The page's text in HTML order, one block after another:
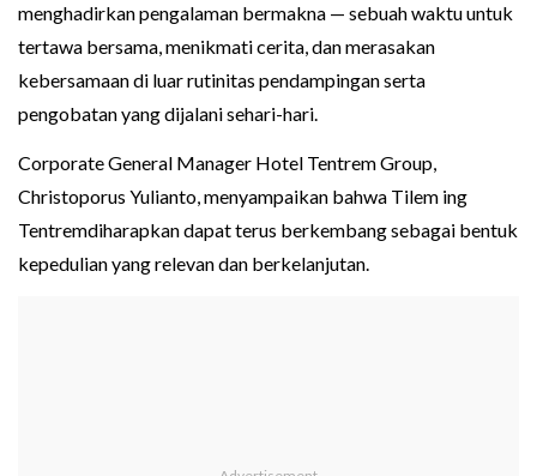
menghadirkan pengalaman bermakna — sebuah waktu untuk
tertawa bersama, menikmati cerita, dan merasakan
kebersamaan di luar rutinitas pendampingan serta
pengobatan yang dijalani sehari-hari.
Corporate General Manager Hotel Tentrem Group,
Christoporus Yulianto, menyampaikan bahwa Tilem ing
Tentremdiharapkan dapat terus berkembang sebagai bentuk
kepedulian yang relevan dan berkelanjutan.